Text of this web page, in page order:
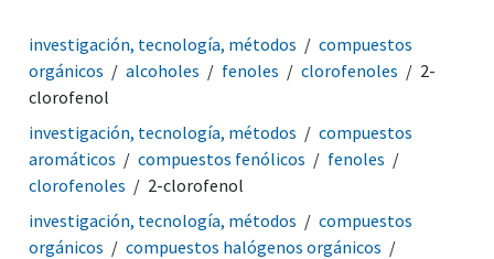
investigación, tecnología, métodos
compuestos
orgánicos
alcoholes fenoles clorofenoles
2-
clorofenol
investigación, tecnología, métodos
compuestos
aromáticos
compuestos fenólicos
fenoles
clorofenoles
2-clorofenol
investigación, tecnología, métodos
compuestos
orgánicos
compuestos halógenos orgánicos